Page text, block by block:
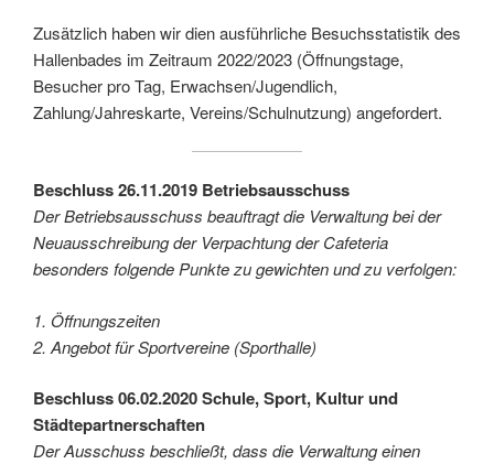
Zusätzlich haben wir dien ausführliche Besuchsstatistik des
Hallenbades im Zeitraum 2022/2023 (Öffnungstage,
Besucher pro Tag, Erwachsen/Jugendlich,
Zahlung/Jahreskarte, Vereins/Schulnutzung) angefordert.
Beschluss 26.11.2019 Betriebsausschuss
Der Betriebsausschuss beauftragt die Verwaltung bei der
Neuausschreibung der Verpachtung der Cafeteria
besonders folgende Punkte zu gewichten und zu verfolgen:
1. Öffnungszeiten
2. Angebot für Sportvereine (Sporthalle)
Beschluss 06.02.2020 Schule, Sport, Kultur und
Städtepartnerschaften
Der Ausschuss beschließt, dass die Verwaltung einen